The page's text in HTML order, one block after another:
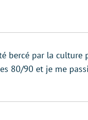
bercé par la culture
80/90 et je me